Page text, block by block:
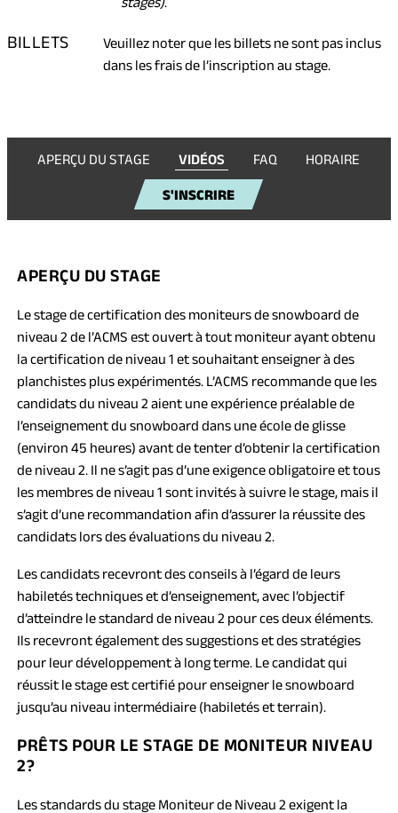
BILLETS
Veuillez noter que les billets ne sont pas inclus
dans les frais de l’inscription au stage.
APERÇU DU STAGE VIDÉOS FAQ HORAIRE
S'INSCRIRE
APERÇU DU STAGE
Le stage de certification des moniteurs de snowboard de
niveau 2 de l’ACMS est ouvert à tout moniteur ayant obtenu
la certification de niveau 1 et souhaitant enseigner à des
planchistes plus expérimentés. L’ACMS recommande que les
candidats du niveau 2 aient une expérience préalable de
l’enseignement du snowboard dans une école de glisse
(environ 45 heures) avant de tenter d’obtenir la certification
de niveau 2. Il ne s’agit pas d’une exigence obligatoire et tous
les membres de niveau 1 sont invités à suivre le stage, mais il
s’agit d’une recommandation afin d’assurer la réussite des
candidats lors des évaluations du niveau 2.
Les candidats recevront des conseils à l’égard de leurs
habiletés techniques et d’enseignement, avec l’objectif
d’atteindre le standard de niveau 2 pour ces deux éléments.
Ils recevront également des suggestions et des stratégies
pour leur développement à long terme. Le candidat qui
réussit le stage est certifié pour enseigner le snowboard
jusqu’au niveau intermédiaire (habiletés et terrain).
PRÊTS POUR LE STAGE DE MONITEUR NIVEAU
2?
Les standards du stage Moniteur de Niveau 2 exigent la